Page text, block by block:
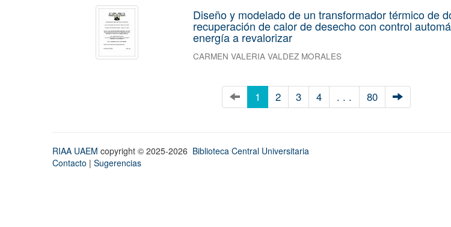
Diseño y modelado de un transformador térmico de
recuperación de calor de desecho con control
energía a revalorizar
CARMEN VALERIA VALDEZ MORALES
1 2 3 4 . . . 80
RIAA UAEM copyright © 2025-2026 Biblioteca Central Universitaria
Contacto | Sugerencias